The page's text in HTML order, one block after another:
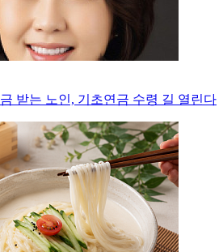
받는 노인, 기초연금 수령 길 열린다